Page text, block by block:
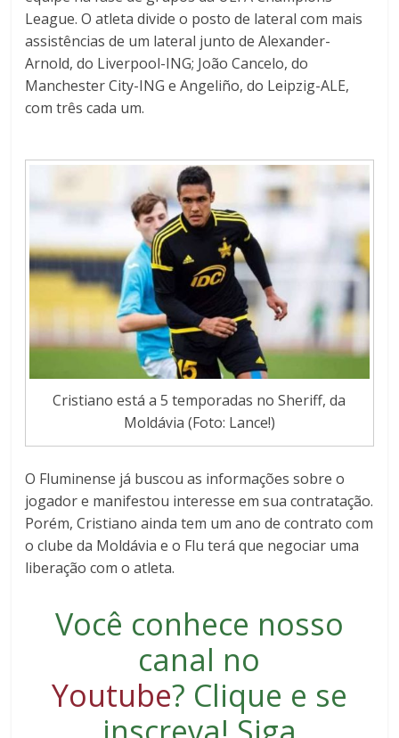
League. O atleta divide o posto de lateral com mais
assistências de um lateral junto de Alexander-
Arnold, do Liverpool-ING; João Cancelo, do
Manchester City-ING e Angeliño, do Leipzig-ALE,
com três cada um.
Cristiano está a 5 temporadas no Sheriff, da
Moldávia (Foto: Lance!)
O Fluminense já buscou as informações sobre o
jogador e manifestou interesse em sua contratação.
Porém, Cristiano ainda tem um ano de contrato com
o clube da Moldávia e o Flu terá que negociar uma
liberação com o atleta.
Você conhece nosso
canal no
Youtube? Clique e se